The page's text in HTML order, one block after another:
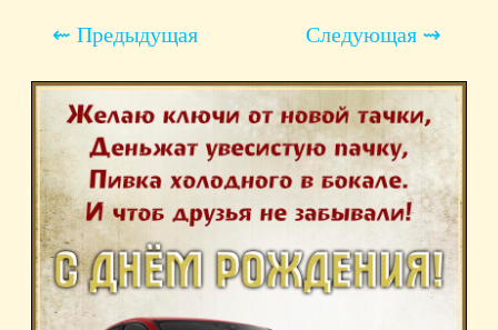
⇜ Предыдущая Следующая ⇝